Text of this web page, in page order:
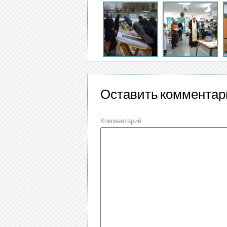
Оставить
Комментарий